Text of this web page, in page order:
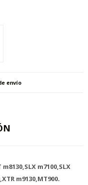
envío
m7100,SLX
m9130,MT900.